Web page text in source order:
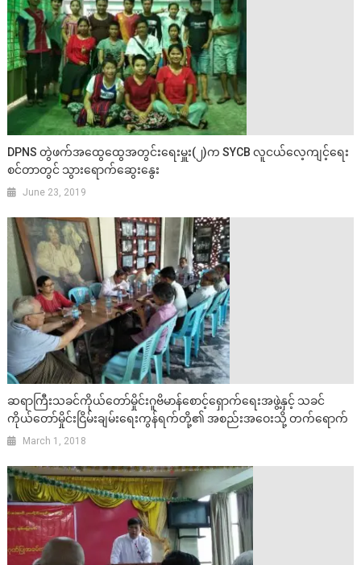
DPNS တွဲဖက်အထွေထွေအတွင်းရေးမှူး(၂)က SYCB လူငယ်လေ့ကျင့်ရေး
စင်တာတွင် သွားရောက်ဆွေးနွေး
June 23, 2019
ဆရာကြီးသခင်ကိုယ်တော်မှိုင်းဂူဗိမာန်စောင့်ရှောက်ရေးအဖွဲ့နှင့် သခင်
ကိုယ်တော်မှိုင်းငြိမ်းချမ်းရေးကွန်ရက်တို့၏ အစည်းအဝေးသို့ တက်ရောက်
March 1, 2018